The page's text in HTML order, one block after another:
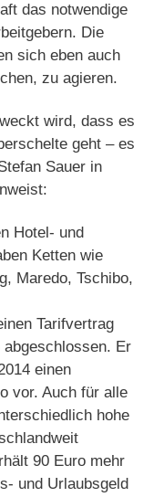
das notwendige
Die
sich eben auch
zu agieren.
wird, dass es
geht – es
Sauer in
Hotel- und
Ketten wie
Maredo, Tschibo,
Tarifvertrag
Er
einen
vor. Auch für alle
hohe
90 Euro mehr
und Urlaubsgeld